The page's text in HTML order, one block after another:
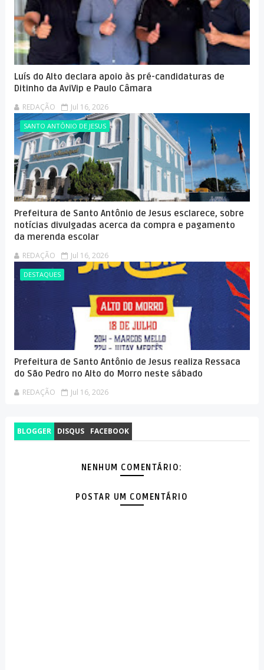
Luís do Alto declara apoio às pré-candidaturas de
Ditinho da AviVip e Paulo Câmara
REDAÇÃO Jul 16, 2026
SANTO ANTÔNIO DE JESUS
Prefeitura de Santo Antônio de Jesus esclarece, sobre
notícias divulgadas acerca da compra e pagamento
da merenda escolar
REDAÇÃO Jul 16, 2026
DESTAQUES
Prefeitura de Santo Antônio de Jesus realiza Ressaca
do São Pedro no Alto do Morro neste sábado
REDAÇÃO Jul 16, 2026
BLOGGER DISQUS FACEBOOK
NENHUM COMENTÁRIO:
POSTAR UM COMENTÁRIO